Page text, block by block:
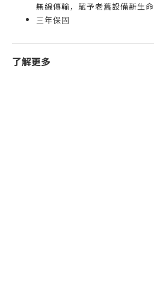
無線傳輸，賦予老舊設備新生命
三年保固
了解更多